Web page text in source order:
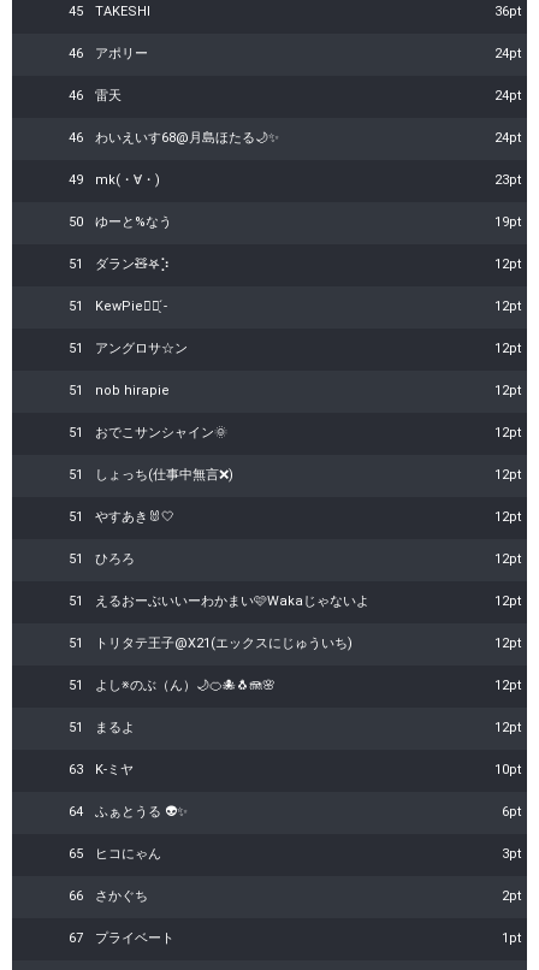
45 TAKESHI 36pt
46 アポリー 24pt
46 雷天 24pt
46 わいえいす68@月島ほたる🌙✨ 24pt
49 mk(・∀・) 23pt
50 ゆーと%なう 19pt
51 ダラン🧸𖤐⡱ 12pt
51 KewPie👍🏻 ̖́- 12pt
51 アングロサ☆ン 12pt
51 nob hirapie 12pt
51 おでこサンシャイン🌞 12pt
51 しょっち(仕事中無言❌) 12pt
51 やすあき🐰🤍 12pt
51 ひろろ 12pt
51 えるおーぶいいーわかまい🩷Wakaじゃないよ 12pt
51 トリタテ王子@X21(エックスにじゅういち) 12pt
51 よし※のぶ（ん）🌙🍊🐙🐧🪼🌸 12pt
51 まるよ 12pt
63 K-ミヤ 10pt
64 ふぁとうる 👽✨ 6pt
65 ヒコにゃん 3pt
66 さかぐち 2pt
67 プライベート 1pt